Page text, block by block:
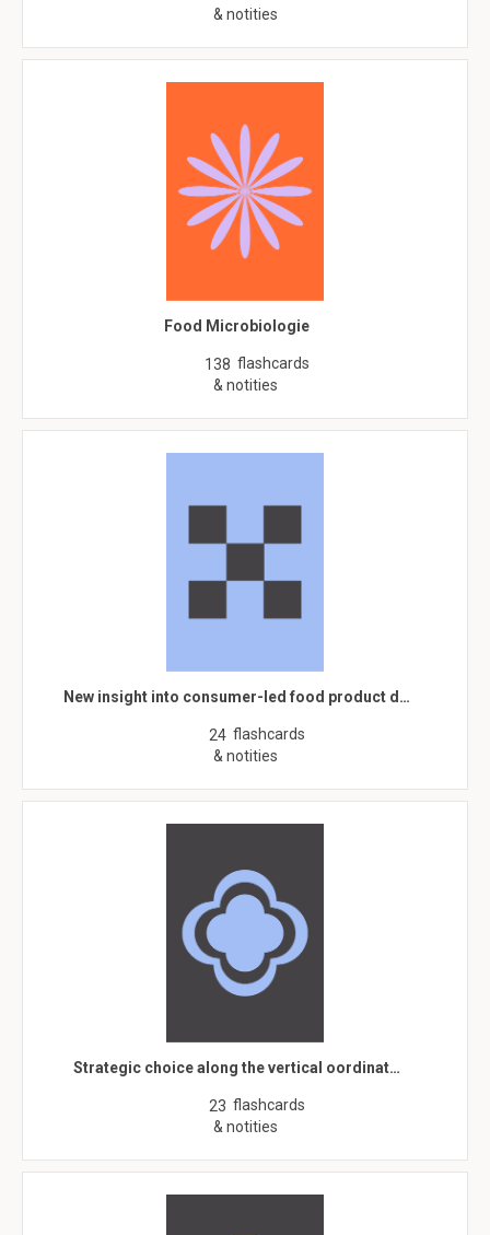
& notities
Food Microbiologie
138 flashcards
& notities
New insight into consumer-led food product d…
24 flashcards
& notities
Strategic choice along the vertical oordinat…
23 flashcards
& notities